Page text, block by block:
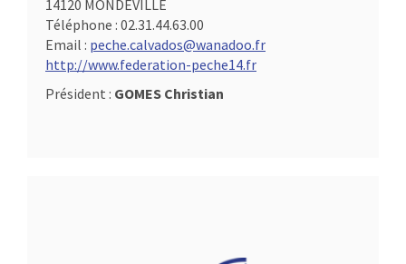
14120 MONDEVILLE
Téléphone : 02.31.44.63.00
Email : peche.calvados@wanadoo.fr
http://www.federation-peche14.fr
Président : GOMES Christian